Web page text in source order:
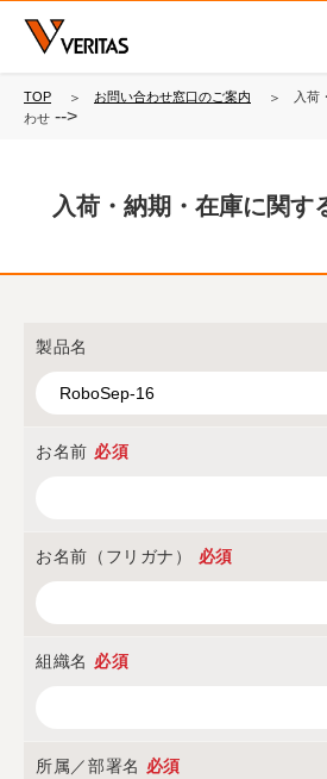
TOP お問い合わせ窓口のご案内
入荷
わせ -->
入荷・納期・在庫に関す
製品名
お名前 必須
お名前（フリガナ） 必須
組織名 必須
所属／部署名 必須